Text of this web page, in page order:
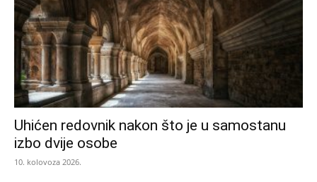
Uhićen redovnik nakon što je u samostanu
izbo dvije osobe
10. kolovoza 2026.